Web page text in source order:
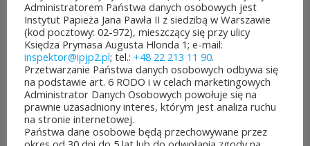
jest aż 30 mln zł! Mieszkańcy
województwa mazowieckiego
po...
CZYTAJ DALEJ
Administratorem Państwa danych osobowych jest
Instytut Papieża Jana Pawła II z siedzibą w Warszawie
(kod pocztowy: 02-972), mieszczący się przy ulicy
Księdza Prymasa Augusta Hlonda 1; e-mail:
inspektor@ipjp2.pl; tel.: +48 22 213 11 90.
Przetwarzanie Państwa danych osobowych odbywa się
na podstawie art. 6 RODO i w celach marketingowych
Administrator Danych Osobowych powołuje się na
prawnie uzasadniony interes, którym jest analiza ruchu
na stronie internetowej.
Państwa dane osobowe będą przechowywane przez